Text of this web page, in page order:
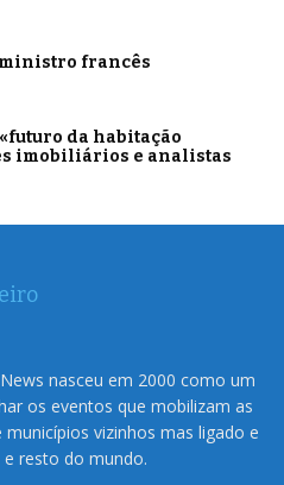
francês
da habitação
imobiliários e analistas
nasceu em 2000 como um
os eventos que mobilizam as
vizinhos mas ligado e
resto do mundo.